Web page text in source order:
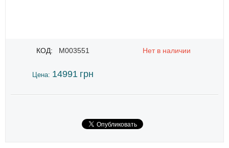
КОД: M003551 Нет в наличии
Цена: 14991 грн